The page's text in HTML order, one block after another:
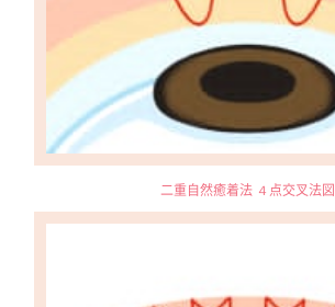
二重自然癒着法 ４点交叉法図